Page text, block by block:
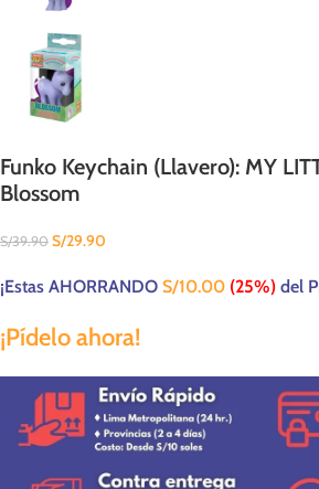
Funko Keychain (Llavero): MY
Blossom
S/39.90 S/29.90
¡Estas AHORRANDO S/10.00 (25%) del
¡Pídelo ahora!